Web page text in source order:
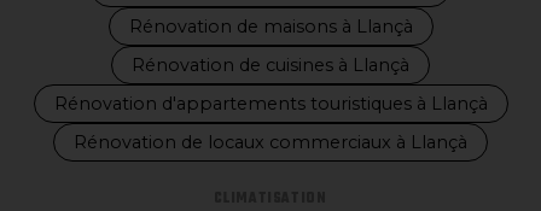
Rénovation de maisons à Llançà
Rénovation de cuisines à Llançà
Rénovation d'appartements touristiques à Llançà
Rénovation de locaux commerciaux à Llançà